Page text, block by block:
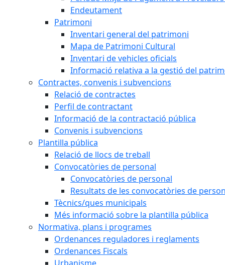
Endeutament
Patrimoni
Inventari general del patrimoni
Mapa de Patrimoni Cultural
Inventari de vehicles oficials
Informació relativa a la gestió del
Contractes, convenis i subvencions
Relació de contractes
Perfil de contractant
Informació de la contractació pública
Convenis i subvencions
Plantilla pública
Relació de llocs de treball
Convocatòries de personal
Convocatòries de personal
Resultats de les convocatòries de
Tècnics/ques municipals
Més informació sobre la plantilla pública
Normativa, plans i programes
Ordenances reguladores i reglaments
Ordenances Fiscals